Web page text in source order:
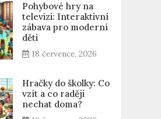
Pohybové hry na
televizi: Interaktivní
zábava pro moderní
děti
18 července, 2026
Hračky do školky: Co
vzít a co raději
nechat doma?